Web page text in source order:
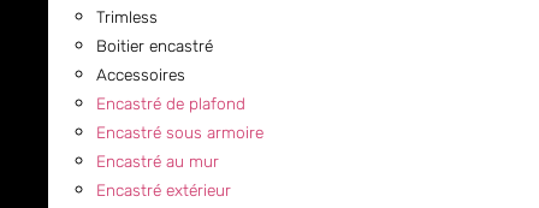
Trimless
Boitier encastré
Accessoires
Encastré de plafond
Encastré sous armoire
Encastré au mur
Encastré extérieur